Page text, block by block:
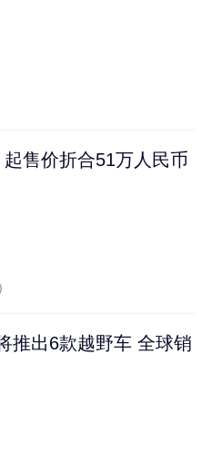
售价折合51万人民币
推出6款越野车 全球销